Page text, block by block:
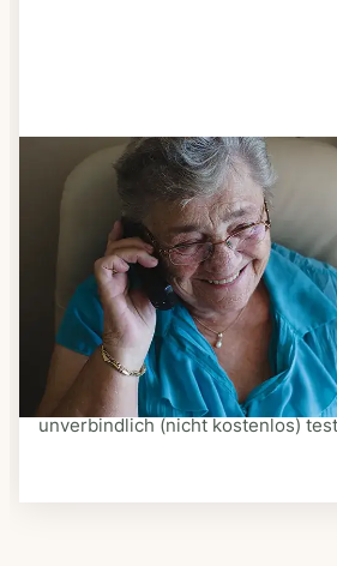
Schritt 3
Bestellen & liefern lassen
Suchen Sie sich aus dem
aus, was Ihnen schmeckt.
schriftlich oder im Online-Shop
Ein Kurier liefert Ihnen das
vereinbarten Zeitpunkt nach
Anbietern können Sie Essen auf
unverbindlich (nicht kostenlos)